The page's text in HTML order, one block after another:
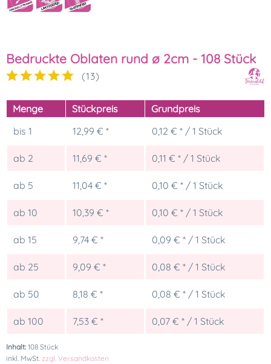
Bedruckte Oblaten rund ø 2cm - 108 Stück
(13)
Menge Stückpreis
Grundpreis
bis 1 12,99 € * 0,12 € * / 1 Stück
ab 2 11,69 € * 0,11 € * / 1 Stück
ab 5 11,04 € * 0,10 € * / 1 Stück
ab 10 10,39 € * 0,10 € * / 1 Stück
ab 15 9,74 € * 0,09 € * / 1 Stück
ab 25 9,09 € * 0,08 € * / 1 Stück
ab 50 8,18 € * 0,08 € * / 1 Stück
ab 100 7,53 € * 0,07 € * / 1 Stück
Inhalt: 108 Stück
inkl. MwSt. zzgl. Versandkosten